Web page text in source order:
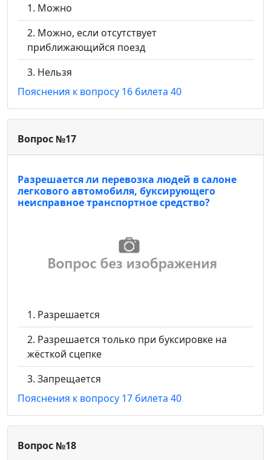
Можно
Можно, если отсутствует
приближающийся поезд
Нельзя
Пояснения к вопросу 16 билета 40
Вопрос №17
Разрешается ли перевозка людей в салоне
легкового автомобиля, буксирующего
неисправное транспортное средство?
Разрешается
Разрешается только при буксировке на
жёсткой сцепке
Запрещается
Пояснения к вопросу 17 билета 40
Вопрос №18